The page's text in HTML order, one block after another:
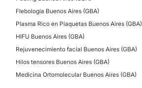
Flebología Buenos Aires (GBA)
Plasma Rico en Plaquetas Buenos Aires (GBA)
HIFU Buenos Aires (GBA)
Rejuvenecimiento facial Buenos Aires (GBA)
Hilos tensores Buenos Aires (GBA)
Medicina Ortomolecular Buenos Aires (GBA)